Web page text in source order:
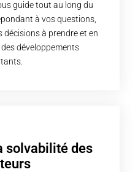
guide tout au long du
à vos questions,
décisions à prendre et en
développements
solvabilité des